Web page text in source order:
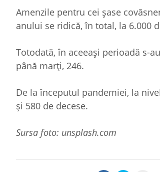
Amenzile pentru cei șase
anului se ridică, în total, la 6.000
Totodată, în aceeași perioadă s-
până marți, 246.
De la începutul pandemiei, la
și 580 de decese.
Sursa foto: unsplash.com